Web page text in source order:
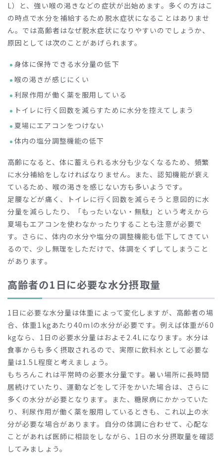
L）と、強い喉の渇きなどの症状が出始めます。多くの方はこ
の時点で水分を補給するため脱水症状になることはありませ
ん。では高齢者はなぜ脱水症状になりやすいのでしょうか、
原因としては次のことがあげられます。
身体に保持できる水分量の低下
喉の渇きが感じにくい
利尿作用が働く薬を服用している
トイレに行く回数を減らすために水分を控えてしまう
夏場にエアコンをつけない
体内の塩分調整機能の低下
高齢になると、体に蓄えられる水分も少なくなるため、頻繁
に水分補給をしなければなりません。また、認知機能が衰え
ているため、喉の渇きを感じない方も多いようです。
足腰などが痛く、トイレに行く回数を減らそうと意図的に水
分量を減らしたり、「もったいない・無駄」という考えから
夏場もエアコンを使わなかったりすることも注意が必要で
す。さらに、体内の水分や塩分の調整機能も低下してきてい
るので、少し無理をしただけで、体調をくずしてしまうこと
があります。
高齢者の1日に必要な水分摂取量
1日に必要な水分量は体重によって変化しますが、高齢者の場
合、体重1kgあたり40mlの水分が必要です。例えば体重が60
kgなら、1日の必要水分量はおよそ2.4Lになります。水分は
食事からも多く摂取されるので、実際に飲料水として必要な
量は1.5L程度と考えましょう。
もちろんこれは平常時の必要水分量です。暑い場所に長時間
居続けていたり、運動などをして汗をかいた場合は、さらに
多くの水分が必要となります。また、糖尿病にかかっていた
り、利尿作用が働く薬を服用しているときも、これ以上の水
分が必要な場合があります。自分の体調に合わせて、心配な
ことがあれば医師に相談をしながら、1日の水分摂取量を確認
してみましょう。